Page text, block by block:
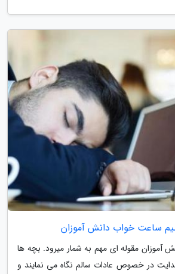
ساعت خواب دانش آموزان
آموزان مقوله ای مهم به شمار میرود. بچه ها
در خصوص عادات سالم نگاه می نمایند و